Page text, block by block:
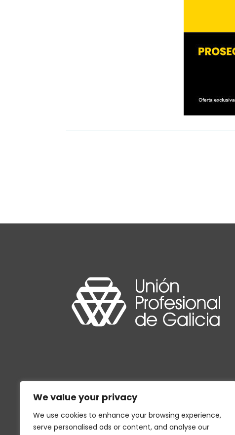
We value your privacy
We use cookies to enhance your browsing experience,
serve personalised ads or content, and analyse our